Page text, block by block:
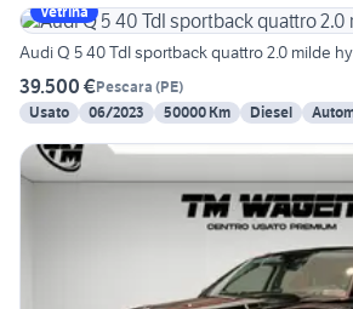
Vetrina
Audi Q 5 40 TdI sportback quattro 2.0 milde
39.500 €Pescara (PE)
Usato
06/2023 50000 Km Diesel